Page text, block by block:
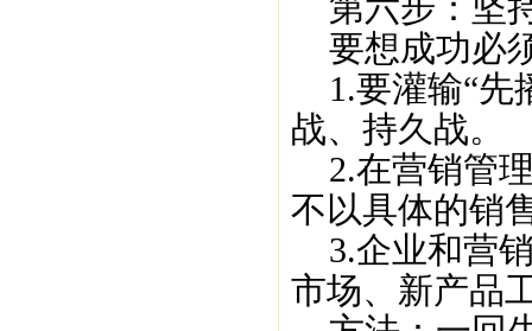
第六步：坚
要想成功必
1.要灌输“先
战、持久战。
2.在营销管
不以具体的销
3.企业和营
市场、新产品